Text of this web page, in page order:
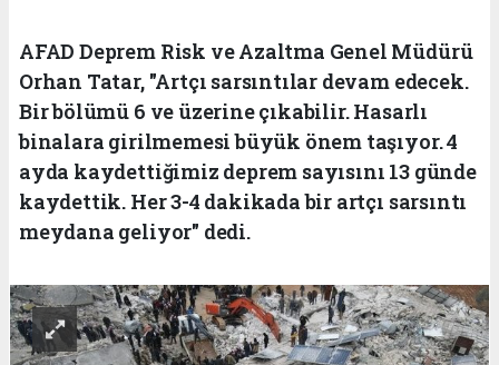
AFAD Deprem Risk ve Azaltma Genel Müdürü
Orhan Tatar, "Artçı sarsıntılar devam edecek.
Bir bölümü 6 ve üzerine çıkabilir. Hasarlı
binalara girilmemesi büyük önem taşıyor. 4
ayda kaydettiğimiz deprem sayısını 13 günde
kaydettik. Her 3-4 dakikada bir artçı sarsıntı
meydana geliyor" dedi.